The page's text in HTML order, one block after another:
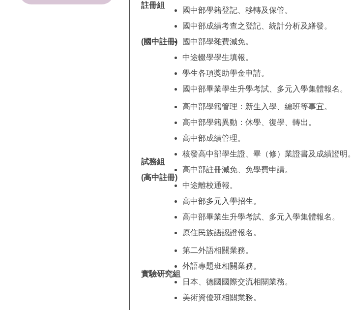
註冊組
(國中註冊)
國中部學籍登記、移轉及保管。
國中部成績考查之登記、統計分析及繕發。
國中部學雜費減免。
中途輟學學生填報。
學生各項獎助學金申請。
國中部畢業學生升學考試、多元入學集體報名。
試務組
(高中註冊)
高中部學籍管理：新生入學、編班等事宜。
高中部學籍異動：休學、復學、轉出。
高中部成績管理。
核發高中部學生證、畢（修）業證書及成績證明。
高中部註冊減免、免學費申請。
中途離校通報。
高中部多元入學招生。
高中部畢業生升學考試、多元入學集體報名。
原住民族語認證報名。
實驗研究組
第二外語相關業務。
外語專題班相關業務。
日本、德國國際交流相關業務。
美術資優班相關業務。